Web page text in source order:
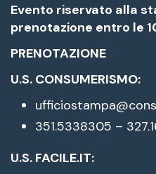
Evento riservato alla
prenotazione entro le
PRENOTAZIONE
U.S. CONSUMERISMO:
351.5338305 –
U.S. FACILE.IT: